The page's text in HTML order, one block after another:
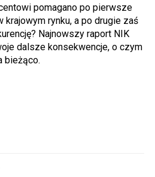
pomagano po pierwsze
krajowym rynku, a po drugie zaś
Najnowszy raport NIK
dalsze konsekwencje, o czym
bieżąco.